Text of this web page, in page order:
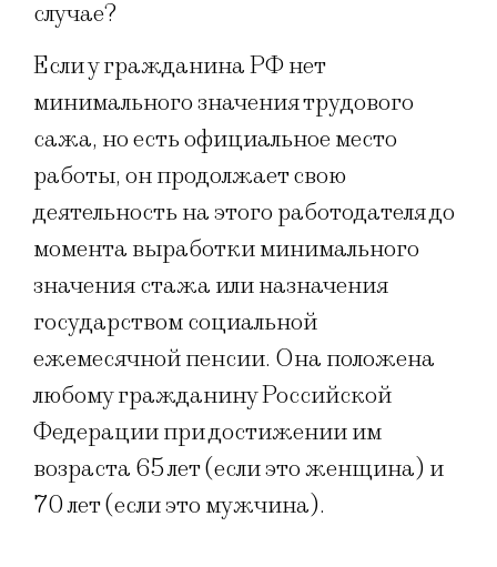
случае?
Если у гражданина РФ нет
минимального значения трудового
сажа, но есть официальное место
работы, он продолжает свою
деятельность на этого работодателя до
момента выработки минимального
значения стажа или назначения
государством социальной
ежемесячной пенсии. Она положена
любому гражданину Российской
Федерации при достижении им
возраста 65 лет (если это женщина) и
70 лет (если это мужчина).